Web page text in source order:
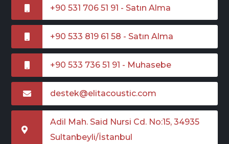
+90 531 706 51 91 - Satın Alma
+90 533 819 61 58 - Satın Alma
+90 533 736 51 91 - Muhasebe
destek@elitacoustic.com
Adil Mah. Said Nursi Cd. No:15, 34935
Sultanbeyli/İstanbul